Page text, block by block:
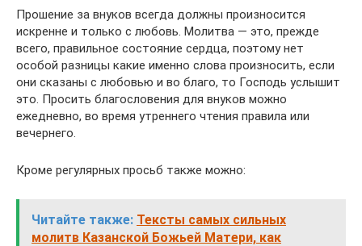
Прошение за внуков всегда должны произносится
искренне и только с любовь. Молитва — это, прежде
всего, правильное состояние сердца, поэтому нет
особой разницы какие именно слова произносить, если
они сказаны с любовью и во благо, то Господь услышит
это. Просить благословения для внуков можно
ежедневно, во время утреннего чтения правила или
вечернего.
Кроме регулярных просьб также можно:
Читайте также: Тексты самых сильных
молитв Казанской Божьей Матери, как